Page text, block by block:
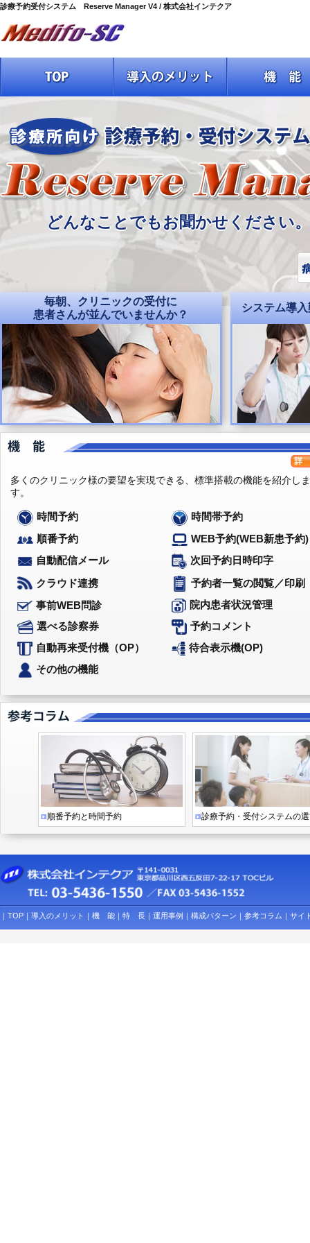
診療予約受付システム Reserve Manager V4 / 株式会社インテクア
どんなことでもお聞かせください。
貴院に合わせたＩＴ化の実現に自
毎朝、クリニックの受付に
患者さんが並んでいませんか？
システム導
多くのクリニック様の要望を実現できる、標準搭載の機能を紹介しま
す。
時間予約
時間帯予約
順番予約
WEB予約(WEB新患予約)
自動配信メール
次回予約日時印字
クラウド連携
予約者一覧の閲覧／印刷
事前WEB問診
院内患者状況管理
選べる診察券
予約コメント
自動再来受付機（OP）
待合表示機(OP)
その他の機能
順番予約と時間予約 診療予約・受付システムの
｜ TOP ｜ 導入のメリット ｜ 機 能 ｜ 特 長 ｜ 運用事例 ｜ 構成パターン ｜ 参考コラム ｜ サイ